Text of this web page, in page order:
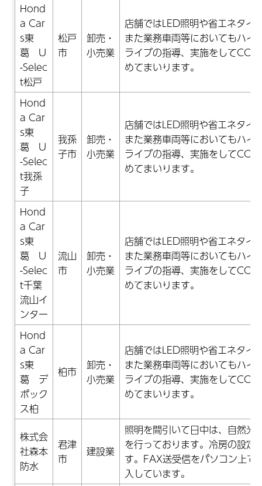
Hond
a Car
s東
葛 U
-Selec
t松戸
松戸
市
卸売・
小売業
店舗ではLED照明や省エネタイ
また業務車両等においてもハイ
ライブの指導、実施をして
めてまいります。
Hond
a Car
s東
葛 U
-Selec
t我孫
子
我孫
子市
卸売・
小売業
店舗ではLED照明や省エネタイ
また業務車両等においてもハイ
ライブの指導、実施をして
めてまいります。
Hond
a Car
s東
葛 U
-Selec
t千葉
流山イ
ンター
流山
市
卸売・
小売業
店舗ではLED照明や省エネタイ
また業務車両等においてもハイ
ライブの指導、実施をして
めてまいります。
Hond
a Car
s東
葛 デ
ポック
ス柏
柏市
卸売・
小売業
店舗ではLED照明や省エネタイ
また業務車両等においてもハイ
ライブの指導、実施をして
めてまいります。
株式会
社森本
防水
君津
市
建設業
照明を間引いて日中は、自然光
を行っております。冷房の設定
す。FAX送受信をパソコン上で
入しています。